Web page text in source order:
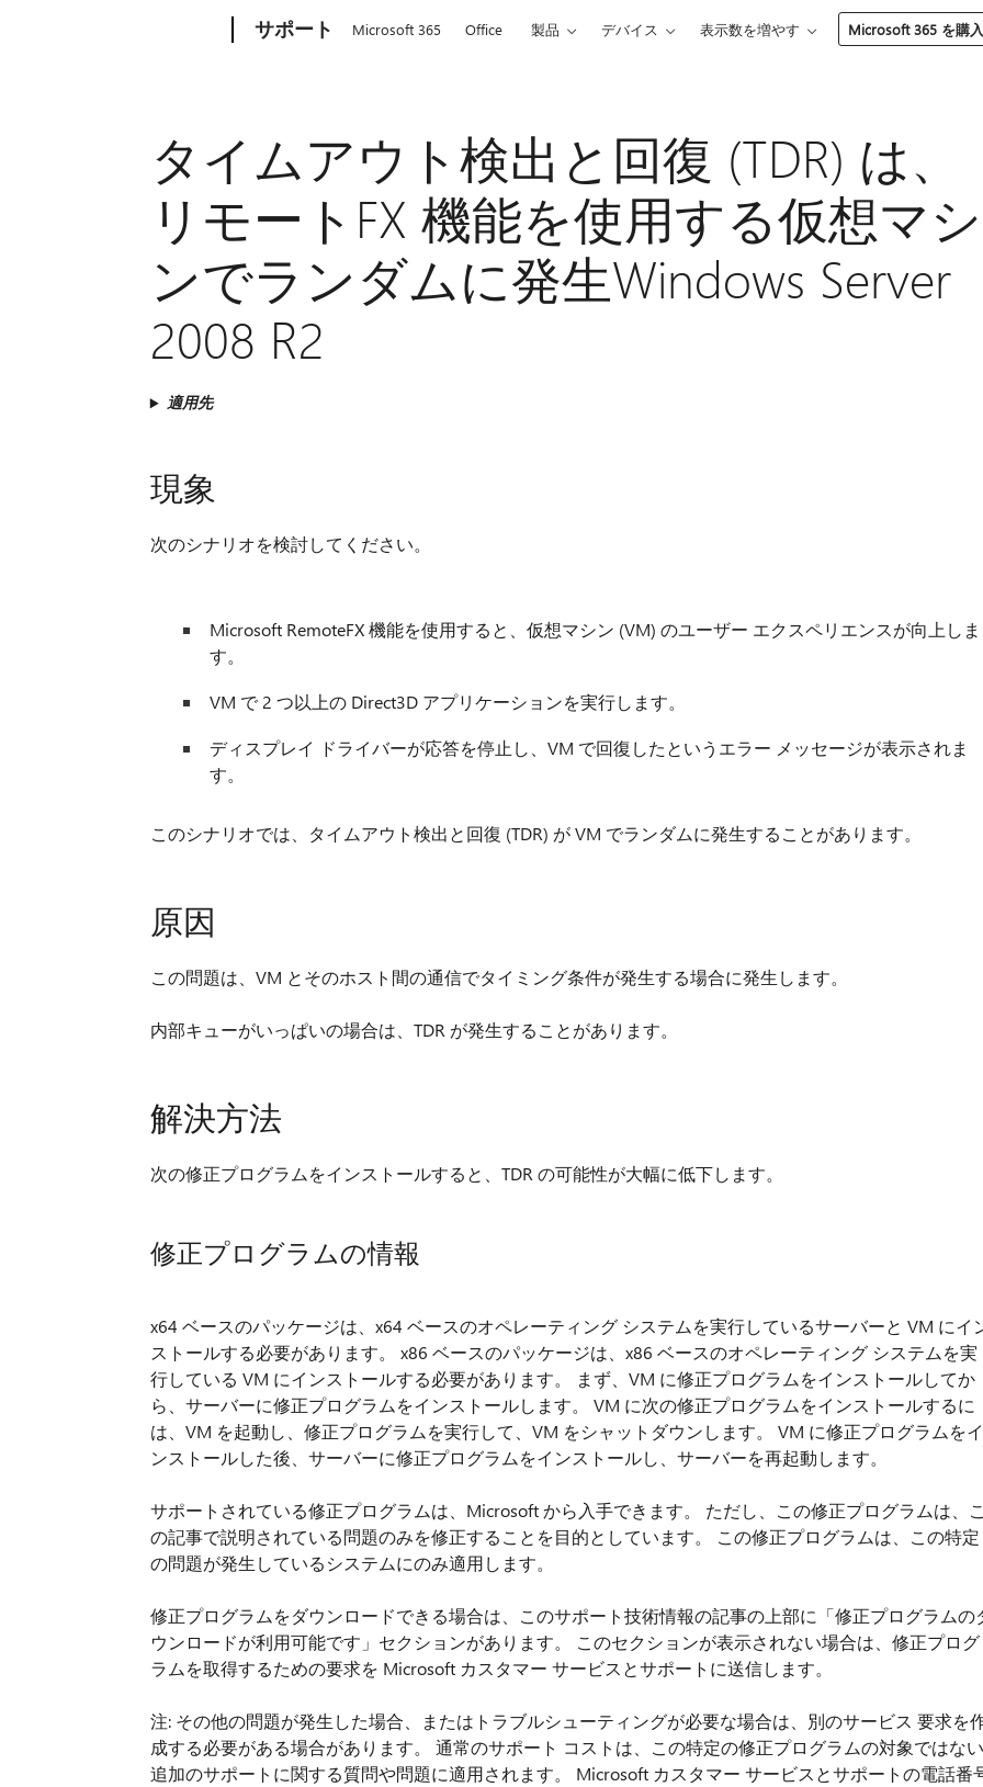
サポート Microsoft 365 Office 製品 デバイス 表示数を増やす Microsoft 365 を購
タイムアウト検出と回復 (TDR) は、
リモートFX 機能を使用する仮想マシ
ンでランダムに発生Windows Server
2008 R2
適用先
現象
次のシナリオを検討してください。
Microsoft RemoteFX 機能を使用すると、仮想マシン (VM) のユーザー エクスペリエンスが向上しま
す。
VM で 2 つ以上の Direct3D アプリケーションを実行します。
ディスプレイ ドライバーが応答を停止し、VM で回復したというエラー メッセージが表示されま
す。
このシナリオでは、タイムアウト検出と回復 (TDR) が VM でランダムに発生することがあります。
原因
この問題は、VM とそのホスト間の通信でタイミング条件が発生する場合に発生します。
内部キューがいっぱいの場合は、TDR が発生することがあります。
解決方法
次の修正プログラムをインストールすると、TDR の可能性が大幅に低下します。
修正プログラムの情報
x64 ベースのパッケージは、x64 ベースのオペレーティング システムを実行しているサーバーと VM にイ
ストールする必要があります。 x86 ベースのパッケージは、x86 ベースのオペレーティング システムを実
行している VM にインストールする必要があります。 まず、VM に修正プログラムをインストールしてか
ら、サーバーに修正プログラムをインストールします。 VM に次の修正プログラムをインストールするに
は、VM を起動し、修正プログラムを実行して、VM をシャットダウンします。 VM に修正プログラムをイ
ンストールした後、サーバーに修正プログラムをインストールし、サーバーを再起動します。
サポートされている修正プログラムは、Microsoft から入手できます。 ただし、この修正プログラムは、
の記事で説明されている問題のみを修正することを目的としています。 この修正プログラムは、この特定
の問題が発生しているシステムにのみ適用します。
修正プログラムをダウンロードできる場合は、このサポート技術情報の記事の上部に「修正プログラムの
ウンロードが利用可能です」セクションがあります。 このセクションが表示されない場合は、修正プログ
ラムを取得するための要求を Microsoft カスタマー サービスとサポートに送信します。
注: その他の問題が発生した場合、またはトラブルシューティングが必要な場合は、別のサービス 要求を
成する必要がある場合があります。 通常のサポート コストは、この特定の修正プログラムの対象ではない
追加のサポートに関する質問や問題に適用されます。 Microsoft カスタマー サービスとサポートの電話番